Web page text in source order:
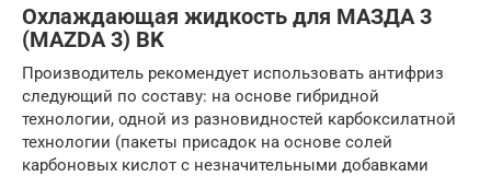
Охлаждающая жидкость для МАЗДА 3
(MAZDA 3) BK
Производитель рекомендует использовать антифриз
следующий по составу: на основе гибридной
технологии, одной из разновидностей карбоксилатной
технологии (пакеты присадок на основе солей
карбоновых кислот с незначительными добавками